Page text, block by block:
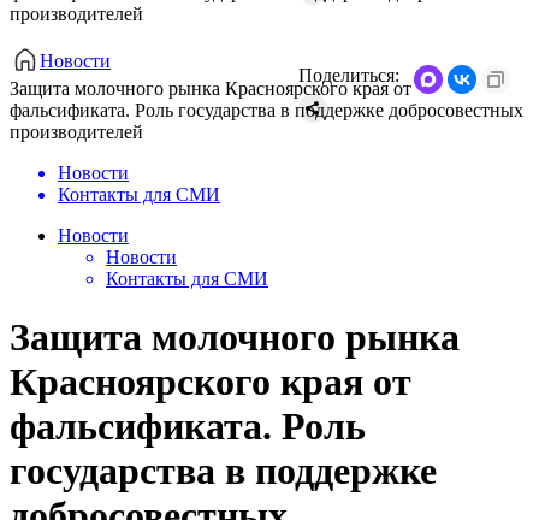
производителей
Новости
Защита молочного рынка Красноярского края от
фальсификата. Роль государства в поддержке добросовестных
производителей
Поделиться:
Новости
Контакты для СМИ
Новости
Новости
Контакты для СМИ
Защита молочного рынка
Красноярского края от
фальсификата. Роль
государства в поддержке